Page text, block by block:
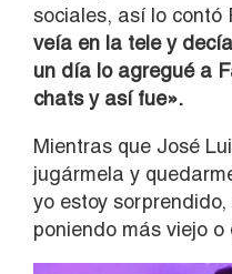
sociales, así lo contó
veía en la tele y decía
un día lo agregué a
chats y así fue».
Mientras que José
jugármela y
yo estoy
poniendo más viejo o